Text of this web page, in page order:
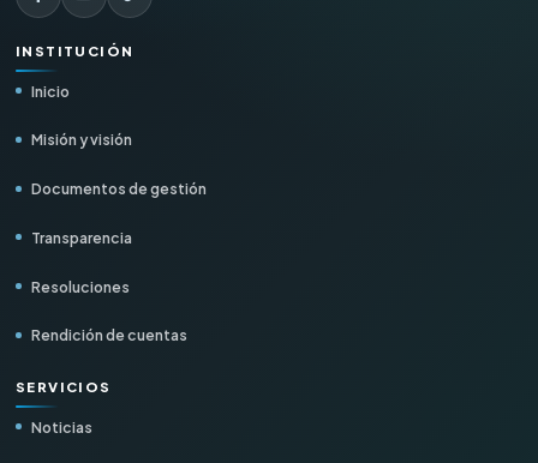
INSTITUCIÓN
Inicio
Misión y visión
Documentos de gestión
Transparencia
Resoluciones
Rendición de cuentas
SERVICIOS
Noticias